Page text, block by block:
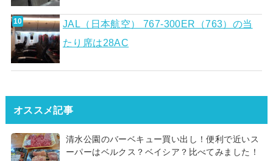
JAL（日本航空） 767-300ER（763）の当
たり席は28AC
オススメ記事
清水公園のバーベキュー買い出し！便利で近いス
ーパーはベルクス？ベイシア？比べてみました！